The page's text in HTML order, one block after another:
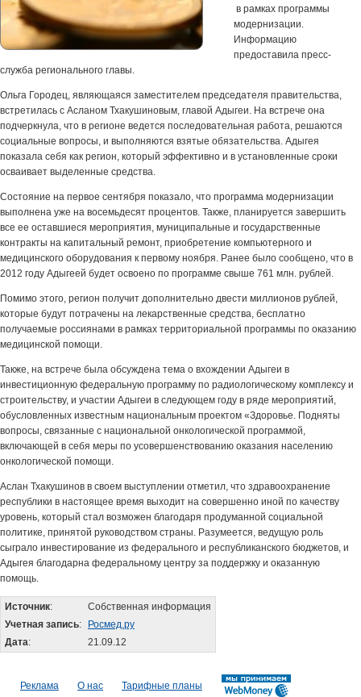
в рамках программы
модернизации.
Информацию
предоставила пресс-
служба регионального главы.
Ольга Городец, являющаяся заместителем председателя правительства,
встретилась с Асланом Тхакушиновым, главой Адыгеи. На встрече она
подчеркнула, что в регионе ведется последовательная работа, решаются
социальные вопросы, и выполняются взятые обязательства. Адыгея
показала себя как регион, который эффективно и в установленные сроки
осваивает выделенные средства.
Состояние на первое сентября показало, что программа модернизации
выполнена уже на восемьдесят процентов. Также, планируется завершить
все ее оставшиеся мероприятия, муниципальные и государственные
контракты на капитальный ремонт, приобретение компьютерного и
медицинского оборудования к первому ноября. Ранее было сообщено, что в
2012 году Адыгеей будет освоено по программе свыше 761 млн. рублей.
Помимо этого, регион получит дополнительно двести миллионов рублей,
которые будут потрачены на лекарственные средства, бесплатно
получаемые россиянами в рамках территориальной программы по оказанию
медицинской помощи.
Также, на встрече была обсуждена тема о вхождении Адыгеи в
инвестиционную федеральную программу по радиологическому комплексу и
строительству, и участии Адыгеи в следующем году в ряде мероприятий,
обусловленных известным национальным проектом «Здоровье. Подняты
вопросы, связанные с национальной онкологической программой,
включающей в себя меры по усовершенствованию оказания населению
онкологической помощи.
Аслан Тхакушинов в своем выступлении отметил, что здравоохранение
республики в настоящее время выходит на совершенно иной по качеству
уровень, который стал возможен благодаря продуманной социальной
политике, принятой руководством страны. Разумеется, ведущую роль
сыграло инвестирование из федерального и республиканского бюджетов, и
Адыгея благодарна федеральному центру за поддержку и оказанную
помощь.
Источник:
Собственная информация
Учетная запись:
Росмед.ру
Дата: 21.09.12
Реклама О нас Тарифные планы